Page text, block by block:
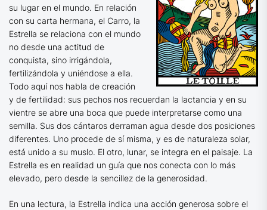
su lugar en el mundo. En relación
con su carta hermana, el Carro, la
Estrella se relaciona con el mundo
no desde una actitud de
conquista, sino irrigándola,
fertilizándola y uniéndose a ella.
Todo aquí nos habla de creación
y de fertilidad: sus pechos nos recuerdan la lactancia y en su
vientre se abre una boca que puede interpretarse como una
semilla. Sus dos cántaros derraman agua desde dos posiciones
diferentes. Uno procede de sí misma, y es de naturaleza solar,
está unido a su muslo. El otro, lunar, se integra en el paisaje. La
Estrella es en realidad un guía que nos conecta con lo más
elevado, pero desde la sencillez de la generosidad.
En una lectura, la Estrella indica una acción generosa sobre el